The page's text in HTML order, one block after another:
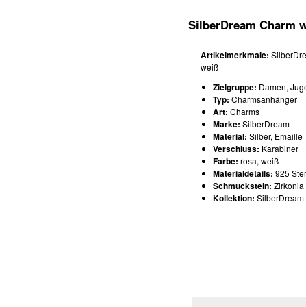
SilberDream Charm
Artikelmerkmale:
weiß
Zielgruppe: Damen,
Typ: Charmsanhänger
Art: Charms
Marke: SilberDream
Material: Silber, Emaille
Verschluss: Karabiner
Farbe: rosa, weiß
Materialdetails: 925
Schmuckstein: Zirkonia
Kollektion: